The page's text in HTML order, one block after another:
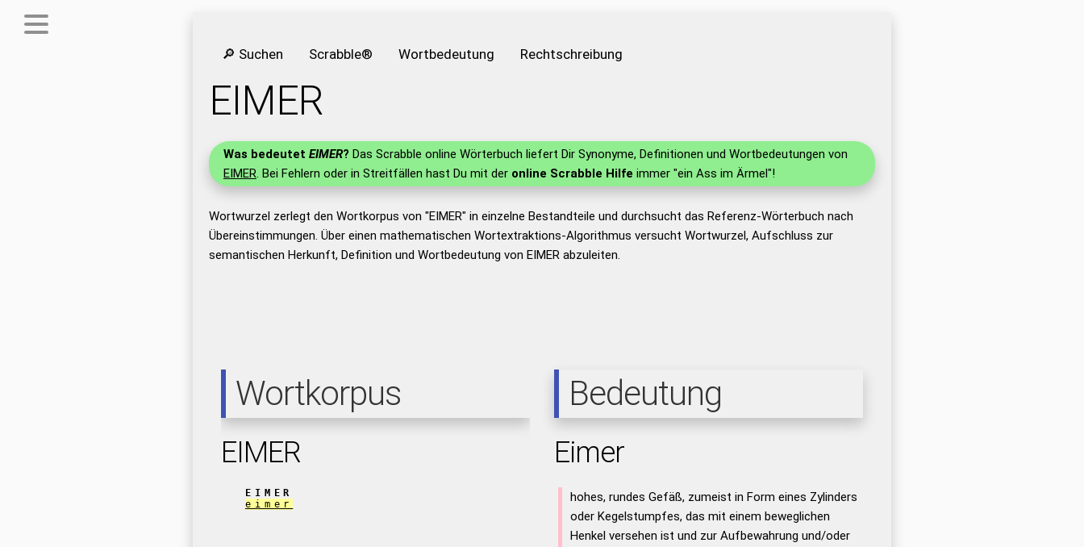
🔎 Suchen Scrabble® Wortbedeutung Rechtschreibung
EIMER
Was bedeutet EIMER? Das Scrabble online Wörterbuch liefert Dir Synonyme, Definitionen und Wortbedeutungen von
EIMER. Bei Fehlern oder in Streitfällen hast Du mit der online Scrabble Hilfe immer "ein Ass im Ärmel"!
Wortwurzel zerlegt den Wortkorpus von "EIMER" in einzelne Bestandteile und durchsucht das Referenz-Wörterbuch nach
Übereinstimmungen. Über einen mathematischen Wortextraktions-Algorithmus versucht Wortwurzel, Aufschluss zur
semantischen Herkunft, Definition und Wortbedeutung von EIMER abzuleiten.
Wortkorpus
EIMER
EIMER
eimer
Bedeutung
Eimer
hohes, rundes Gefäß, zumeist in Form eines Zylinders
oder Kegelstumpfes, das mit einem beweglichen
Henkel versehen ist und zur Aufbewahrung und/oder